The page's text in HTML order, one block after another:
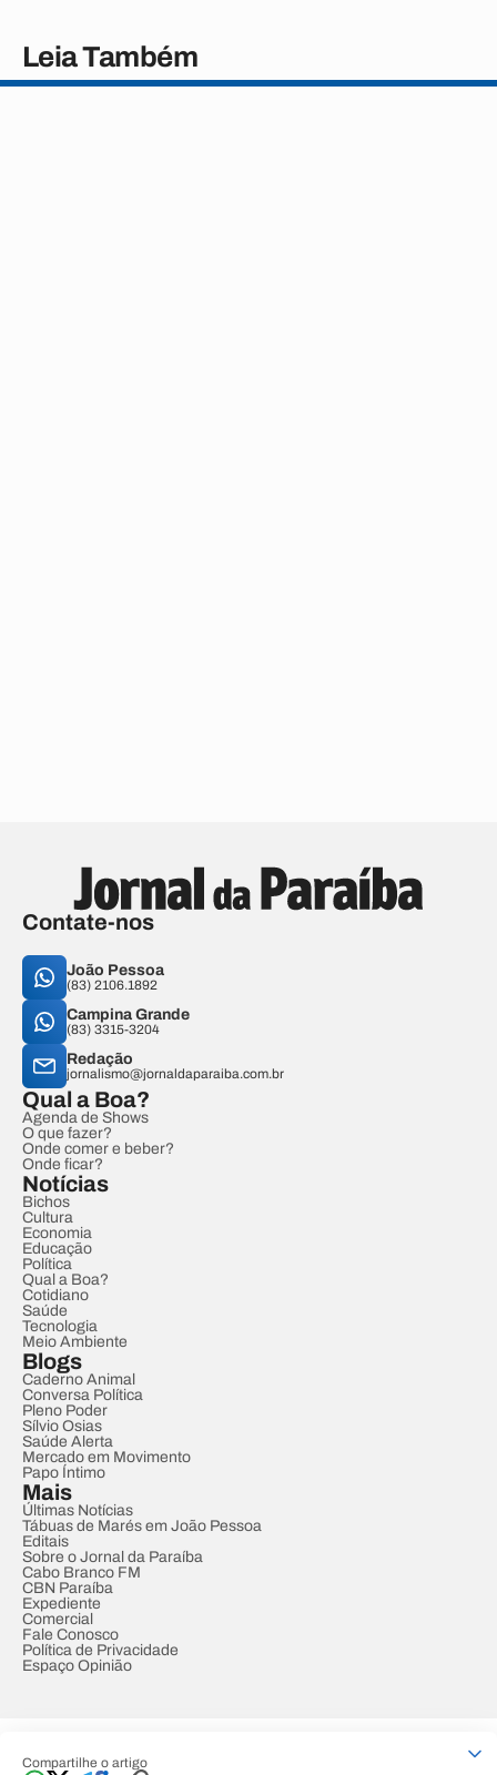
Compartilhe o artigo
Leia Também
Contate-nos
João Pessoa
(83) 2106.1892
Campina Grande
(83) 3315-3204
Redação
jornalismo@jornaldaparaiba.com.br
Qual a Boa?
Agenda de Shows
O que fazer?
Onde comer e beber?
Onde ficar?
Notícias
Bichos
Cultura
Economia
Educação
Política
Qual a Boa?
Cotidiano
Saúde
Tecnologia
Meio Ambiente
Blogs
Caderno Animal
Conversa Política
Pleno Poder
Sílvio Osias
Saúde Alerta
Mercado em Movimento
Papo Íntimo
Mais
Últimas Notícias
Tábuas de Marés em João Pessoa
Editais
Sobre o Jornal da Paraíba
Cabo Branco FM
CBN Paraíba
Expediente
Comercial
Fale Conosco
Política de Privacidade
Espaço Opinião